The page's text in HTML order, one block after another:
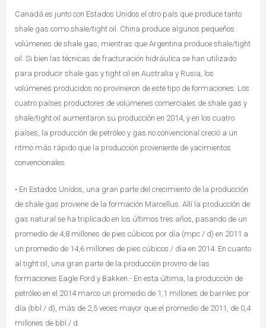
Canadá es junto con Estados Unidos el otro país que produce tanto
shale gas como shale/tight oil. China produce algunos pequeños
volúmenes de shale gas, mientras que Argentina produce shale/tight
oil. Si bien las técnicas de fracturación hidráulica se han utilizado
para producir shale gas y tight oil en Australia y Rusia, los
volúmenes producidos no provinieron de este tipo de formaciones. Los
cuatro países productores de volúmenes comerciales de shale gas y
shale/tight oil aumentaron su producción en 2014, y en los cuatro
países, la producción de petróleo y gas no convencional creció a un
ritmo más rápido que la producción proveniente de yacimientos
convencionales.
• En Estados Unidos, una gran parte del crecimiento de la producción
de shale gas proviene de la formación Marcellus. Allí la producción de
gas natural se ha triplicado en los últimos tres años, pasando de un
promedio de 4,8 millones de pies cúbicos por día (mpc / d) en 2011 a
un promedio de 14,6 millones de pies cúbicos / día en 2014. En cuanto
al tight oil, una gran parte de la producción provino de las
formaciones Eagle Ford y Bakken.- En esta última, la producción de
petróleo en el 2014 marco un promedio de 1,1 millones de barriles por
día (bbl / d), más de 2,5 veces mayor que el promedio de 2011, de 0,4
millones de bbl / d.